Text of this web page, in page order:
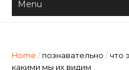
Home / познавательно / что
какими мы их видим